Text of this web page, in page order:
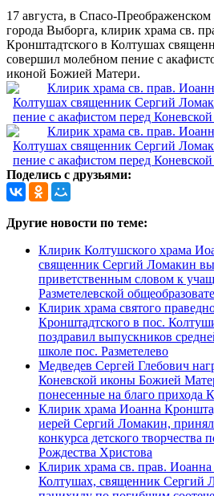
17 августа, в Спасо-
города Выборга, клирик храма св.
Кронштадтского в Колтушах
совершил молебном пение с
иконой Божией Матери.
Поделись с друзьями:
Другие новости по теме:
Клирик Колтушского храма
священник Сергий Ломакин
приветственным словом к
Разметелевской
Клирик храма святого
Кронштадтского в пос.
поздравил выпускников
школе пос. Разметелево
Медведев Сергей Глебович
Коневской иконы Божией
понесенные на благо прихода
Клирик храма Иоанна
иерей Сергий Ломакин,
конкурса детского творчества
Рождества Христова
Клирик храма св. прав.
Колтушах, священник Сергий